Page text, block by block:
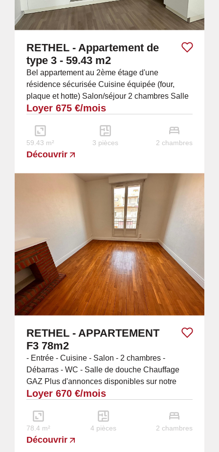
RETHEL - Appartement de
type 3 - 59.43 m2
Bel appartement au 2ème étage d'une
résidence sécurisée Cuisine équipée (four,
plaque et hotte) Salon/séjour 2 chambres Salle
de bain WC Chauffage collectif au GAZ
Loyer 675 €/mois
59.43 m² 3 pièces 2 chambres
Découvrir
RETHEL - APPARTEMENT
F3 78m2
- Entrée - Cuisine - Salon - 2 chambres -
Débarras - WC - Salle de douche Chauffage
GAZ Plus d'annonces disponibles sur notre
page facebook : Ardennes Location ou sur
Loyer 670 €/mois
78.4 m² 4 pièces 2 chambres
Découvrir